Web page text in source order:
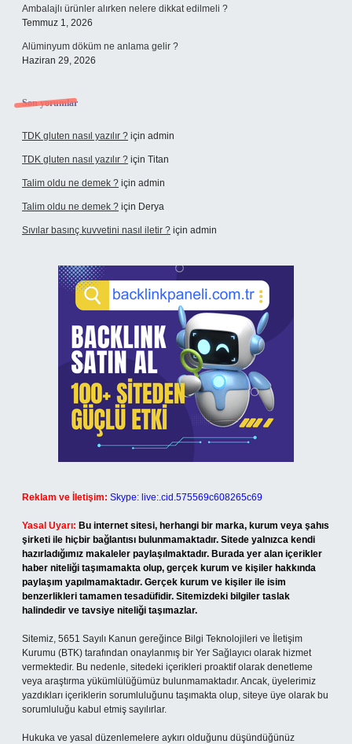
Ambalajlı ürünler alırken nelere dikkat edilmeli ?
Temmuz 1, 2026
Alüminyum döküm ne anlama gelir ?
Haziran 29, 2026
Son yorumlar
TDK gluten nasıl yazılır ? için admin
TDK gluten nasıl yazılır ? için Titan
Talim oldu ne demek ? için admin
Talim oldu ne demek ? için Derya
Sıvılar basınç kuvvetini nasıl iletir ? için admin
Reklam ve İletişim: Skype: live:.cid.575569c608265c69
Yasal Uyarı: Bu internet sitesi, herhangi bir marka, kurum veya şahıs
şirketi ile hiçbir bağlantısı bulunmamaktadır. Sitede yalnızca kendi
hazırladığımız makaleler paylaşılmaktadır. Burada yer alan içerikler
haber niteliği taşımamakta olup, gerçek kurum ve kişiler hakkında
paylaşım yapılmamaktadır. Gerçek kurum ve kişiler ile isim
benzerlikleri tamamen tesadüfidir. Sitemizdeki bilgiler taslak
halindedir ve tavsiye niteliği taşımazlar.
Sitemiz, 5651 Sayılı Kanun gereğince Bilgi Teknolojileri ve İletişim
Kurumu (BTK) tarafından onaylanmış bir Yer Sağlayıcı olarak hizmet
vermektedir. Bu nedenle, sitedeki içerikleri proaktif olarak denetleme
veya araştırma yükümlülüğümüz bulunmamaktadır. Ancak, üyelerimiz
yazdıkları içeriklerin sorumluluğunu taşımakta olup, siteye üye olarak bu
sorumluluğu kabul etmiş sayılırlar.
Hukuka ve yasal düzenlemelere aykırı olduğunu düşündüğünüz